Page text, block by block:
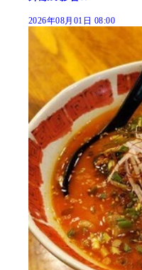
2026年08月01日 08:00